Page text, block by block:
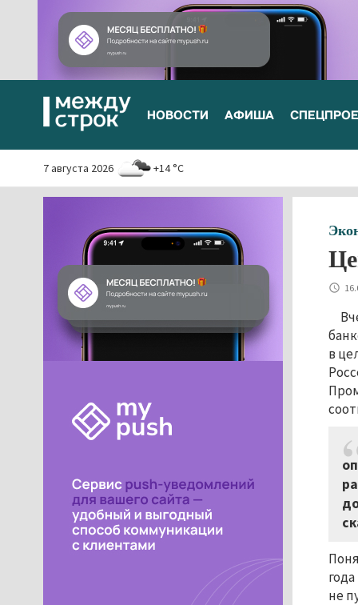
НОВОСТИ АФИША
7 августа 2026 +14 °C
в
не